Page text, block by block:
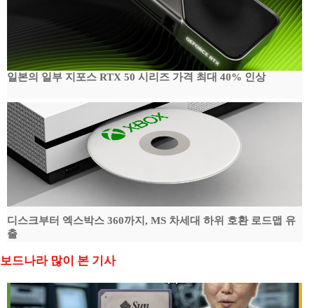
일본의 일부 지포스 RTX 50 시리즈 가격 최대 40% 인상
디스크부터 엑스박스 360까지, MS 차세대 하위 호환 로드맵 유
출
보드나라 많이 본 기사